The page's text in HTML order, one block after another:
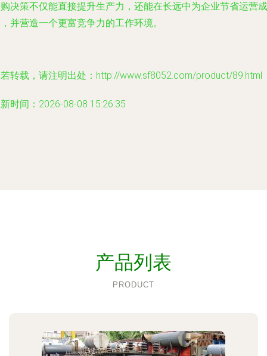
决策不仅能直接提升生产力，还能在长远中为企业节省运营成
并营造一个更富竞争力的工作环境。
转载，请注明出处：http://www.sf8052.com/product/89.html
时间：2026-08-08 15:26:35
产品列表
PRODUCT